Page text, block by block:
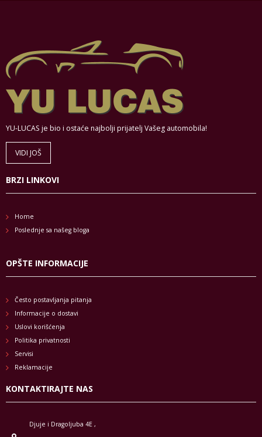
YU-LUCAS je bio i ostaće najbolji prijatelj Vašeg automobila!
VIDI JOŠ
BRZI LINKOVI
Home
Poslednje sa našeg bloga
OPŠTE INFORMACIJE
Često postavljanja pitanja
Informacije o dostavi
Uslovi korišćenja
Politika privatnosti
Servisi
Reklamacije
KONTAKTIRAJTE NAS
Djuje i Dragoljuba 4E ,